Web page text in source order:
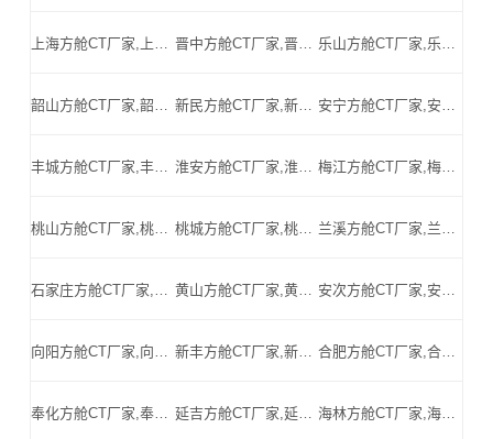
上海方舱CT厂家,上海方舱式CT,上海CT方舱,上海方舱CT,上海医用CT方舱,上海移动方舱CT-上海医用CT方舱公司 晋中方舱CT厂家,晋中方舱式CT,晋中CT方舱,晋中方舱CT,晋中医用CT方舱,晋中移动方舱CT-晋中医用CT方舱公司 乐山方舱CT厂家,乐山方舱式CT,乐山CT方舱,乐山方舱CT,乐山医用CT方舱,乐山移动方舱CT-乐山医用CT方舱公司
韶山方舱CT厂家,韶山方舱式CT,韶山CT方舱,韶山方舱CT,韶山医用CT方舱,韶山移动方舱CT-韶山医用CT方舱公司 新民方舱CT厂家,新民方舱式CT,新民CT方舱,新民方舱CT,新民医用CT方舱,新民移动方舱CT-新民医用CT方舱公司 安宁方舱CT厂家,安宁方舱式CT,安宁CT方舱,安宁方舱CT,安宁医用CT方舱,安宁移动方舱CT-安宁医用CT方舱公司
丰城方舱CT厂家,丰城方舱式CT,丰城CT方舱,丰城方舱CT,丰城医用CT方舱,丰城移动方舱CT-丰城医用CT方舱公司 淮安方舱CT厂家,淮安方舱式CT,淮安CT方舱,淮安方舱CT,淮安医用CT方舱,淮安移动方舱CT-淮安医用CT方舱公司 梅江方舱CT厂家,梅江方舱式CT,梅江CT方舱,梅江方舱CT,梅江医用CT方舱,梅江移动方舱CT-梅江医用CT方舱公司
桃山方舱CT厂家,桃山方舱式CT,桃山CT方舱,桃山方舱CT,桃山医用CT方舱,桃山移动方舱CT-桃山医用CT方舱公司 桃城方舱CT厂家,桃城方舱式CT,桃城CT方舱,桃城方舱CT,桃城医用CT方舱,桃城移动方舱CT-桃城医用CT方舱公司 兰溪方舱CT厂家,兰溪方舱式CT,兰溪CT方舱,兰溪方舱CT,兰溪医用CT方舱,兰溪移动方舱CT-兰溪医用CT方舱公司
石家庄方舱CT厂家,石家庄方舱式CT,石家庄CT方舱,石家庄方舱CT,石家庄医用CT方舱,石家庄移动方舱CT-石家庄医用CT方舱公司 黄山方舱CT厂家,黄山方舱式CT,黄山CT方舱,黄山方舱CT,黄山医用CT方舱,黄山移动方舱CT-黄山医用CT方舱公司 安次方舱CT厂家,安次方舱式CT,安次CT方舱,安次方舱CT,安次医用CT方舱,安次移动方舱CT-安次医用CT方舱公司
向阳方舱CT厂家,向阳方舱式CT,向阳CT方舱,向阳方舱CT,向阳医用CT方舱,向阳移动方舱CT-向阳医用CT方舱公司 新丰方舱CT厂家,新丰方舱式CT,新丰CT方舱,新丰方舱CT,新丰医用CT方舱,新丰移动方舱CT-新丰医用CT方舱公司 合肥方舱CT厂家,合肥方舱式CT,合肥CT方舱,合肥方舱CT,合肥医用CT方舱,合肥移动方舱CT-合肥医用CT方舱公司
奉化方舱CT厂家,奉化方舱式CT,奉化CT方舱,奉化方舱CT,奉化医用CT方舱,奉化移动方舱CT-奉化医用CT方舱公司 延吉方舱CT厂家,延吉方舱式CT,延吉CT方舱,延吉方舱CT,延吉医用CT方舱,延吉移动方舱CT-延吉医用CT方舱公司 海林方舱CT厂家,海林方舱式CT,海林CT方舱,海林方舱CT,海林医用CT方舱,海林移动方舱CT-海林医用CT方舱公司